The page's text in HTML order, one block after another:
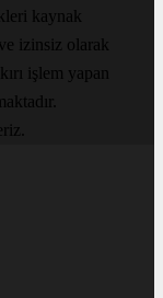
kaynak
izinsiz olarak
işlem yapan